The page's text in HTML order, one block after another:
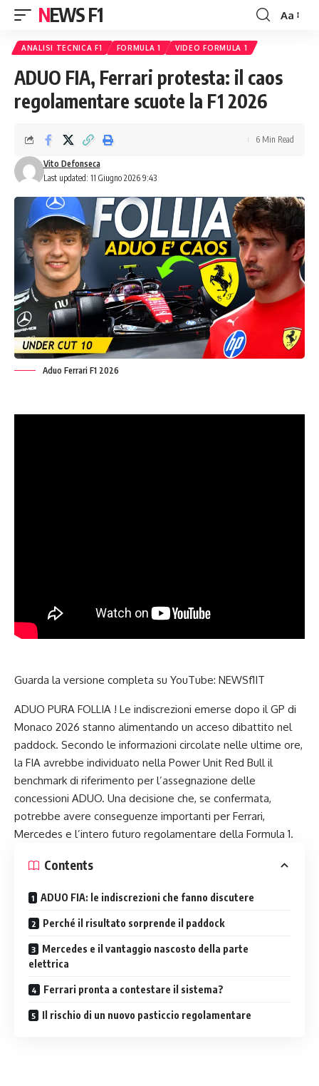
NEWS F1
Font
Aa
ANALISI TECNICA F1 FORMULA 1 VIDEO FORMULA 1
ADUO FIA, Ferrari protesta: il caos
regolamentare scuote la F1 2026
Last updated: 11 Giugno 2026 9:43
Vito Defonseca
6 Min Read
Aduo Ferrari F1 2026
Guarda la versione completa su YouTube: NEWSf1IT
ADUO PURA FOLLIA ! Le indiscrezioni emerse dopo il GP di
Monaco 2026 stanno alimentando un acceso dibattito nel
paddock. Secondo le informazioni circolate nelle ultime ore,
la FIA avrebbe individuato nella Power Unit Red Bull il
benchmark di riferimento per l’assegnazione delle
concessioni ADUO. Una decisione che, se confermata,
potrebbe avere conseguenze importanti per Ferrari,
Mercedes e l’intero futuro regolamentare della Formula 1.
Contents
ADUO FIA: le indiscrezioni che fanno discutere
Perché il risultato sorprende il paddock
Mercedes e il vantaggio nascosto della parte
elettrica
Ferrari pronta a contestare il sistema?
Il rischio di un nuovo pasticcio regolamentare